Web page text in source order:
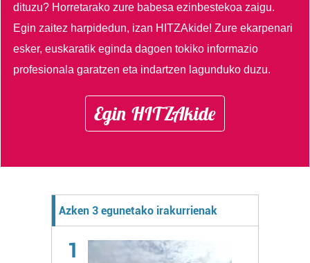
dituzu? Horretarako zure babesa ezinbestekoa zaigu.
Egin zaitez harpidedun, izan HITZAkide!Zure ekarpenari
esker, euskaratik eginda dagoen tokiko informazio
profesionala garatzen eta indartzen lagunduko duzu.
Egin HITZAkide
Azken 3 egunetako irakurrienak
1